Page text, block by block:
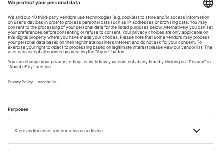
Törökországot ajánljuk. A török ​​tél enyhe – az Égei- vagy a
Földközi-tengeren 15-18°C közötti hőmérsékletet
élvezhetünk. Ez remek alkalom arra, hogy meglátogassa
például a Kızıl Kulét, a híres Vörös-tornyot vagy az ókori
Telmessos romjait. Ugyanakkor Kappadókiát finom hóesés
boríthatja. A hajnali léghajózás, kilátással a hófödte
völgyekre és a hófödte sziklákra, igazán mesebeli élmény.